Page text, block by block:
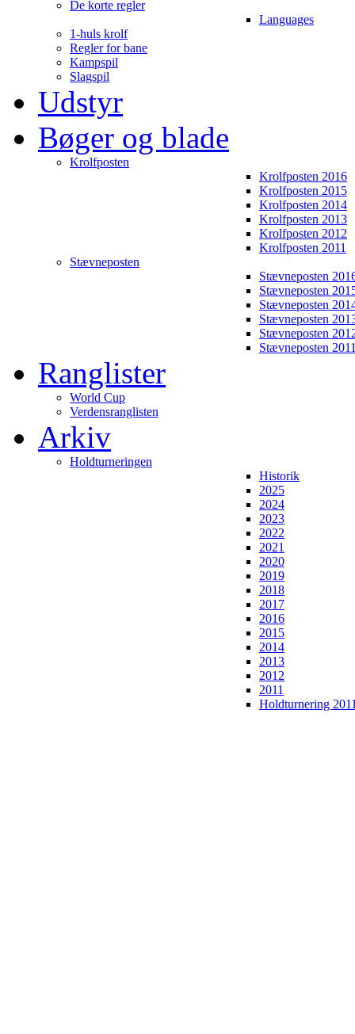
De korte regler
Languages
1-huls krolf
Regler for bane
Kampspil
Slagspil
Udstyr
Bøger og blade
Krolfposten
Krolfposten 2016
Krolfposten 2015
Krolfposten 2014
Krolfposten 2013
Krolfposten 2012
Krolfposten 2011
Stævneposten
Stævneposten
Stævneposten
Stævneposten
Stævneposten
Stævneposten
Stævneposten
Ranglister
World Cup
Verdensranglisten
Arkiv
Holdturneringen
Historik
2025
2024
2023
2022
2021
2020
2019
2018
2017
2016
2015
2014
2013
2012
2011
Holdturnering